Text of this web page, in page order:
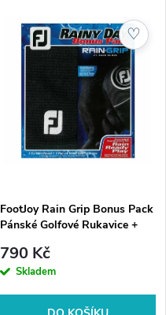
FootJoy Rain Grip Bonus Pack
Pánské Golfové Rukavice +
790 Kč
Skladem
♡